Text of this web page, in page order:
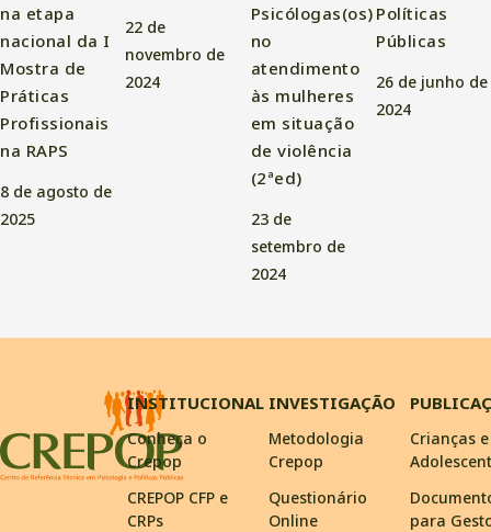
na etapa
nacional da I
Mostra de
Práticas
Profissionais
na RAPS
8 de agosto de
2025
22 de
novembro de
2024
Psicólogas(os)
no
atendimento
às mulheres
em situação
de violência
(2ªed)
23 de
setembro de
2024
Políticas
Públicas
26 de junho de
2024
INSTITUCIONAL
Conheça o
Crepop
CREPOP CFP e
CRPs
INVESTIGAÇÃO
Metodologia
Crepop
Questionário
Online
Crianças e
para